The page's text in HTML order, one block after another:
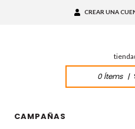
CREAR UNA
0Ítems |
CAMPAÑAS